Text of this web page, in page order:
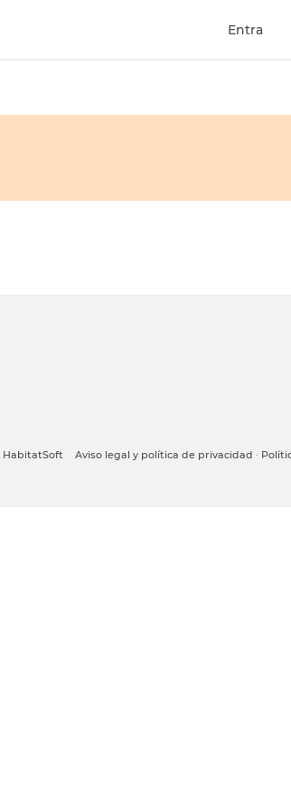
Entra
HabitatSoft Aviso legal y política de privacidad ·